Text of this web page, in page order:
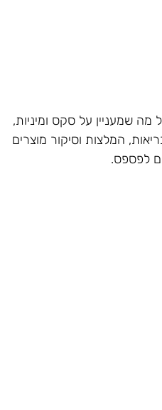
מה שמעניין על סקס ומיניות,
המלצות וסיקור מוצרים
לפספס.